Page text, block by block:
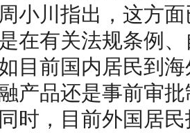
小川指出，这方
在有关法规条例
目前国内居民到
产品还是事前审
时，目前外国居